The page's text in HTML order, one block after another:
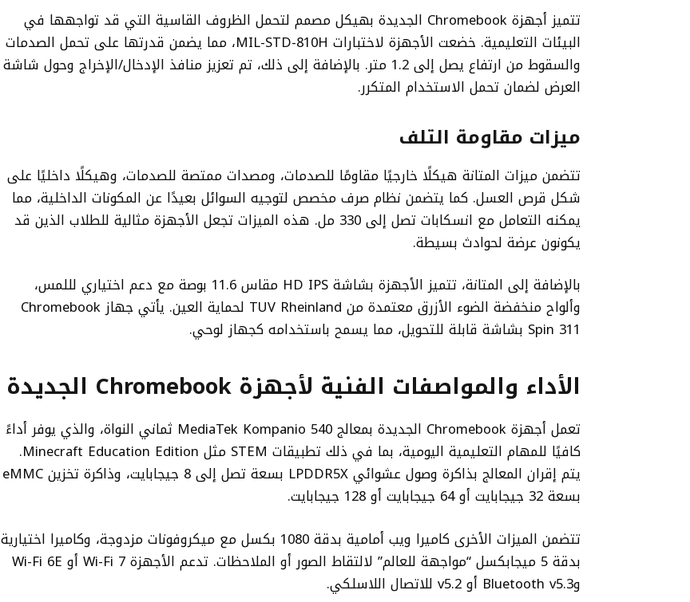
تتميز أجهزة Chromebook الجديدة بهيكل مصمم لتحمل الظروف القاسية التي قد تواجهها في
البيئات التعليمية. خضعت الأجهزة لاختبارات MIL-STD-810H، مما يضمن قدرتها على تحمل الصدمات
والسقوط من ارتفاع يصل إلى 1.2 متر. بالإضافة إلى ذلك، تم تعزيز منافذ الإدخال/الإخراج وحول شاشة
العرض لضمان تحمل الاستخدام المتكرر.
ميزات مقاومة التلف
تتضمن ميزات المتانة هيكلًا خارجيًا مقاومًا للصدمات، ومصدات ممتصة للصدمات، وهيكلًا داخليًا على
شكل قرص العسل. كما يتضمن نظام صرف مخصص لتوجيه السوائل بعيدًا عن المكونات الداخلية، مما
يمكنه التعامل مع انسكابات تصل إلى 330 مل. هذه الميزات تجعل الأجهزة مثالية للطلاب الذين قد
يكونون عرضة لحوادث بسيطة.
بالإضافة إلى المتانة، تتميز الأجهزة بشاشة HD IPS مقاس 11.6 بوصة مع دعم اختياري لللمس،
وألواح منخفضة الضوء الأزرق معتمدة من TUV Rheinland لحماية العين. يأتي جهاز Chromebook
Spin 311 بشاشة قابلة للتحويل، مما يسمح باستخدامه كجهاز لوحي.
الأداء والمواصفات الفنية لأجهزة Chromebook الجديدة
تعمل أجهزة Chromebook الجديدة بمعالج MediaTek Kompanio 540 ثماني النواة، والذي يوفر أداءً
كافيًا للمهام التعليمية اليومية، بما في ذلك تطبيقات STEM مثل Minecraft Education Edition.
يتم إقران المعالج بذاكرة وصول عشوائي LPDDR5X بسعة تصل إلى 8 جيجابايت، وذاكرة تخزين eMMC
بسعة 32 جيجابايت أو 64 جيجابايت أو 128 جيجابايت.
تتضمن الميزات الأخرى كاميرا ويب أمامية بدقة 1080 بكسل مع ميكروفونات مزدوجة، وكاميرا اختيارية
بدقة 5 ميجابكسل “مواجهة للعالم” لالتقاط الصور أو الملاحظات. تدعم الأجهزة Wi-Fi 7 أو Wi-Fi 6E
وBluetooth v5.3 أو v5.2 للاتصال اللاسلكي.